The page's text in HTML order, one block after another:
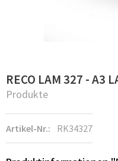
RECO LAM 327 - A3
Produkte
Artikel-Nr.: RK34327